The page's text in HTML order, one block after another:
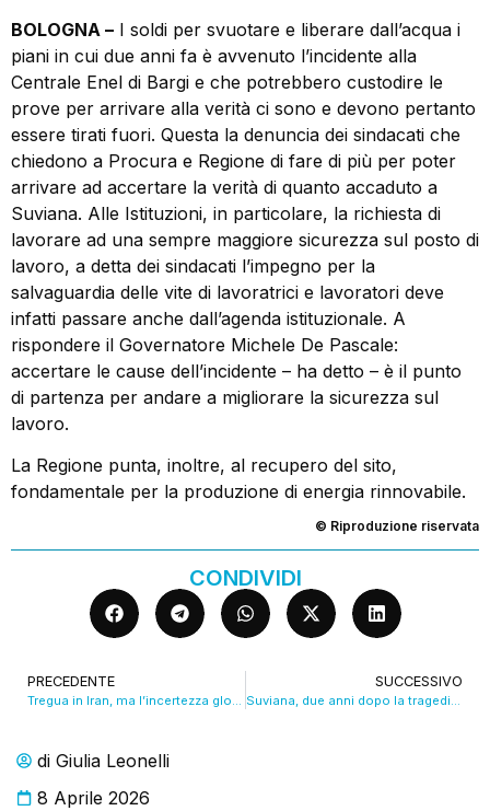
di Giulia Leonelli
8 Aprile 2026
BOLOGNA – I soldi per svuotare e liberare dall’acqua i
piani in cui due anni fa è avvenuto l’incidente alla
Centrale Enel di Bargi e che potrebbero custodire le
prove per arrivare alla verità ci sono e devono pertanto
essere tirati fuori. Questa la denuncia dei sindacati che
chiedono a Procura e Regione di fare di più per poter
arrivare ad accertare la verità di quanto accaduto a
Suviana. Alle Istituzioni, in particolare, la richiesta di
lavorare ad una sempre maggiore sicurezza sul posto di
lavoro, a detta dei sindacati l’impegno per la
salvaguardia delle vite di lavoratrici e lavoratori deve
infatti passare anche dall’agenda istituzionale. A
rispondere il Governatore Michele De Pascale:
accertare le cause dell’incidente – ha detto – è il punto
di partenza per andare a migliorare la sicurezza sul
lavoro.
La Regione punta, inoltre, al recupero del sito,
fondamentale per la produzione di energia rinnovabile.
© Riproduzione riservata
CONDIVIDI
PRECEDENTE
Tregua in Iran, ma l’incertezza globale colpisce i più deboli. VIDEO
SUCCESSIVO
Suviana, due anni dopo la tragedia ancora tutto fermo. VIDEO